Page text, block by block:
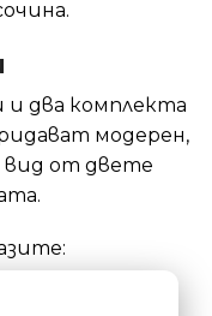
и два комплекта
модерен,
вид от двете